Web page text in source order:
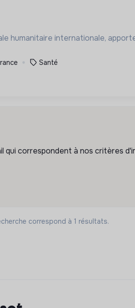
humanitaire internationale,
Santé
qui correspondent à nos critères
correspond à 1 résultats.